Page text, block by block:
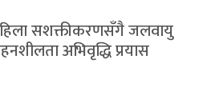
सशक्तीकरणसँगै जलवायु
अभिवृद्धि प्रयास